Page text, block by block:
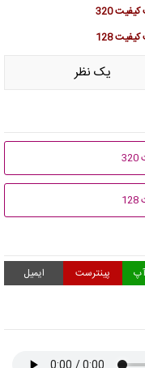
320
128
يک نظر
پینترست ایمیل